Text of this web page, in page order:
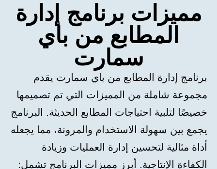
مميزات برنامج إدارة
المطابع من باي
سمارت
برنامج إدارة المطابع من باي سمارت يقدم
مجموعة شاملة من المميزات التي تم تصميمها
خصيصًا لتلبية احتياجات المطابع الحديثة. البرنامج
يجمع بين سهولة الاستخدام والمرونة، مما يجعله
أداة مثالية لتحسين إدارة العمليات وزيادة
الكفاءة الإنتاجية. أبرز مميزات البرنامج تشمل: